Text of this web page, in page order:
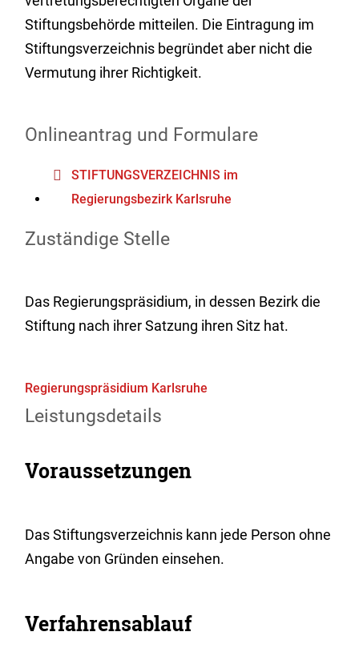
Stiftungsbehörde mitteilen. Die Eintragung im
Stiftungsverzeichnis begründet aber nicht die
Vermutung ihrer Richtigkeit.
Onlineantrag und Formulare
STIFTUNGSVERZEICHNIS im
Regierungsbezirk Karlsruhe
Zuständige Stelle
Das Regierungspräsidium, in dessen Bezirk die
Stiftung nach ihrer Satzung ihren Sitz hat.
Regierungspräsidium Karlsruhe
Leistungsdetails
Voraussetzungen
Das Stiftungsverzeichnis kann jede Person ohne
Angabe von Gründen einsehen.
Verfahrensablauf